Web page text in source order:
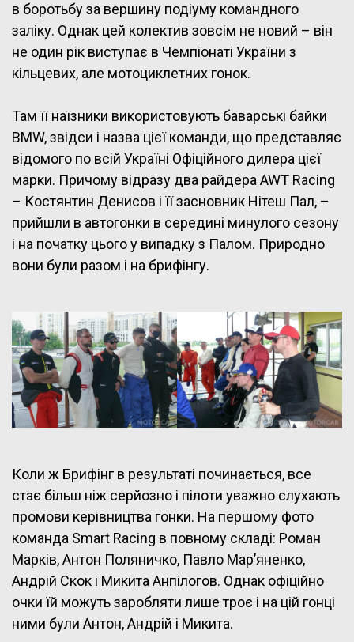
в боротьбу за вершину подіуму командного
заліку. Однак цей колектив зовсім не новий – він
не один рік виступає в Чемпіонаті України з
кільцевих, але мотоциклетних гонок.
Там її наїзники використовують баварські байки
BMW, звідси і назва цієї команди, що представляє
відомого по всій Україні Офіційного дилера цієї
марки. Причому відразу два райдера AWT Racing
– Костянтин Денисов і її засновник Нітеш Пал, –
прийшли в автогонки в середині минулого сезону
і на початку цього у випадку з Палом. Природно
вони були разом і на брифінгу.
Коли ж Брифінг в результаті починається, все
стає більш ніж серйозно і пілоти уважно слухають
промови керівництва гонки. На першому фото
команда Smart Racing в повному складі: Роман
Марків, Антон Поляничко, Павло Мар’яненко,
Андрій Скок і Микита Анпілогов. Однак офіційно
очки їй можуть заробляти лише троє і на цій гонці
ними були Антон, Андрій і Микита.